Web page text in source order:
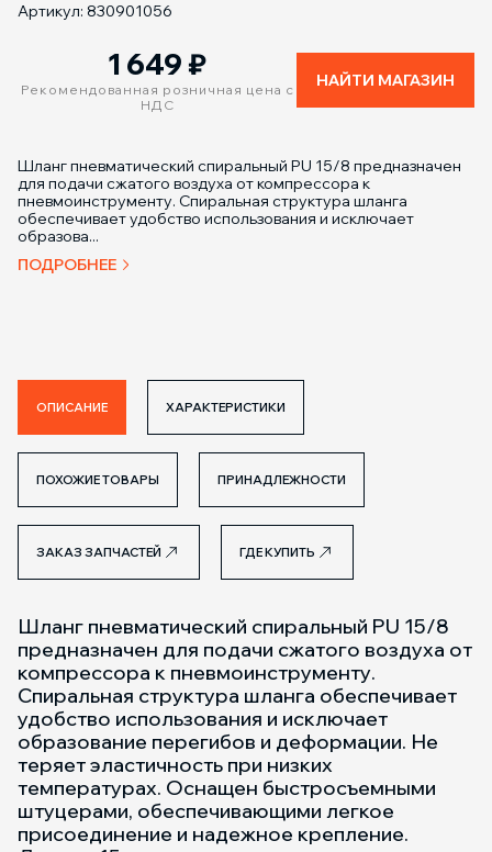
Артикул: 830901056
1 649 ₽
Рекомендованная розничная цена с
НДС
НАЙТИ МАГАЗИН
Шланг пневматический спиральный PU 15/8 предназначен
для подачи сжатого воздуха от компрессора к
пневмоинструменту. Спиральная структура шланга
обеспечивает удобство использования и исключает
образова...
ПОДРОБНЕЕ
ОПИСАНИЕ ХАРАКТЕРИСТИКИ
ПОХОЖИЕ ТОВАРЫ ПРИНАДЛЕЖНОСТИ
ЗАКАЗ ЗАПЧАСТЕЙ ГДЕ КУПИТЬ
Шланг пневматический спиральный PU 15/8
предназначен для подачи сжатого воздуха от
компрессора к пневмоинструменту.
Спиральная структура шланга обеспечивает
удобство использования и исключает
образование перегибов и деформации. Не
теряет эластичность при низких
температурах. Оснащен быстросъемными
штуцерами, обеспечивающими легкое
присоединение и надежное крепление.